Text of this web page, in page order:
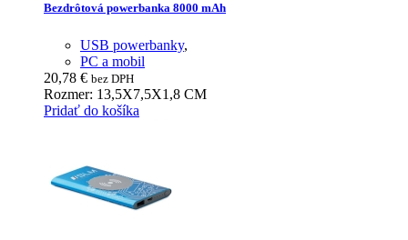
Bezdrôtová powerbanka 8000 mAh
USB powerbanky,
PC a mobil
20,78 € bez DPH
Rozmer: 13,5X7,5X1,8 CM
Pridať do košíka